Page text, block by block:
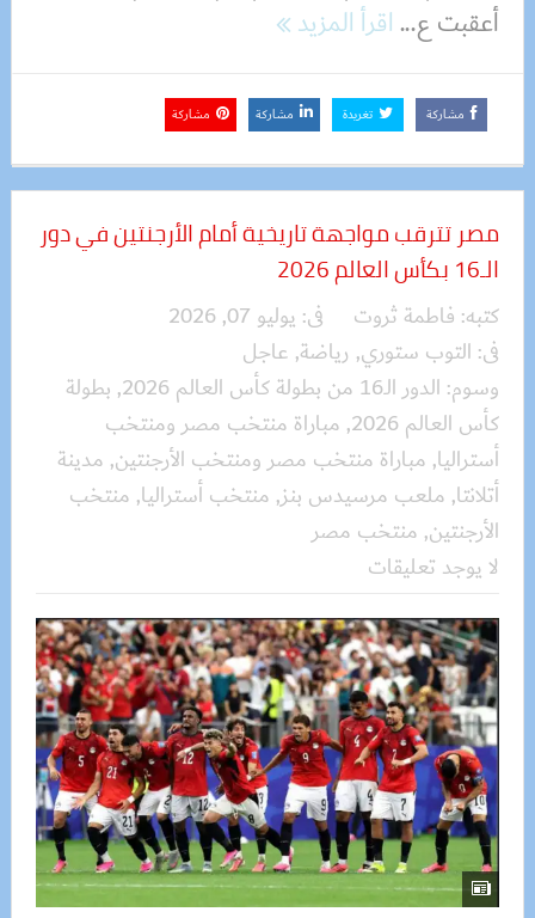
أعقبت ع...اقرأ المزيد
مشاركة تغريدة مشاركة مشاركة
مصر تترقب مواجهة تاريخية أمام الأرجنتين في دور
الـ16 بكأس العالم 2026
كتبه: فاطمة ثروت فى: يوليو 07, 2026
فى: التوب ستوري, رياضة, عاجل
وسوم: الدور الـ16 من بطولة كأس العالم 2026 , بطولة
كأس العالم 2026
, مباراة منتخب مصر ومنتخب
أستراليا, مباراة منتخب مصر ومنتخب الأرجنتين, مدينة
أتلانتا, ملعب مرسيدس بنز, منتخب أستراليا, منتخب
الأرجنتين, منتخب مصر
لا يوجد تعليقات